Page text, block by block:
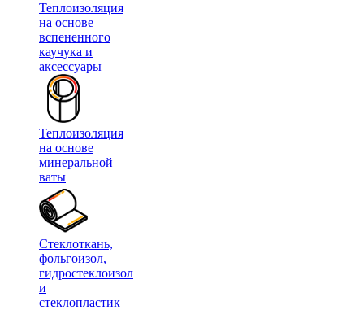
Теплоизоляция
на основе
вспененного
каучука и
аксессуары
Теплоизоляция
на основе
минеральной
ваты
Стеклоткань,
фольгоизол,
гидростеклоизол
и
стеклопластик